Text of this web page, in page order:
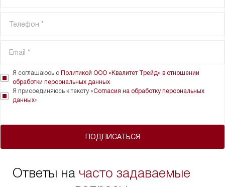
ПОДПИСАТЬСЯ
Я соглашаюсь с Политикой ООО «Квалитет Трейд» в отношении
обработки персональных данных
Я присоединяюсь к тексту «Согласия на обработку персональных
данных»
Ответы на часто задаваемые